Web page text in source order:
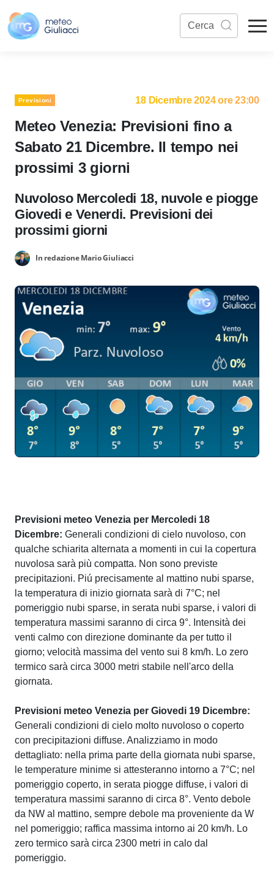
Previsioni 18 Dicembre 2024 ore 23:00
Meteo Venezia: Previsioni fino a
Sabato 21 Dicembre. Il tempo nei
prossimi 3 giorni
Nuvoloso Mercoledi 18, nuvole e piogge
Giovedi e Venerdi. Previsioni dei
prossimi giorni
In redazione Mario Giuliacci
Previsioni meteo Venezia per Mercoledi 18
Dicembre: Generali condizioni di cielo nuvoloso, con
qualche schiarita alternata a momenti in cui la copertura
nuvolosa sarà più compatta. Non sono previste
precipitazioni. Piú precisamente al mattino nubi sparse,
la temperatura di inizio giornata sarà di 7°C; nel
pomeriggio nubi sparse, in serata nubi sparse, i valori di
temperatura massimi saranno di circa 9°. Intensità dei
venti calmo con direzione dominante da per tutto il
giorno; velocità massima del vento sui 8 km/h. Lo zero
termico sarà circa 3000 metri stabile nell'arco della
giornata.
Previsioni meteo Venezia per Giovedi 19 Dicembre:
Generali condizioni di cielo molto nuvoloso o coperto
con precipitazioni diffuse. Analizziamo in modo
dettagliato: nella prima parte della giornata nubi sparse,
le temperature minime si attesteranno intorno a 7°C; nel
pomeriggio coperto, in serata piogge diffuse, i valori di
temperatura massimi saranno di circa 8°. Vento debole
da NW al mattino, sempre debole ma proveniente da W
nel pomeriggio; raffica massima intorno ai 20 km/h. Lo
zero termico sarà circa 2300 metri in calo dal
pomeriggio.